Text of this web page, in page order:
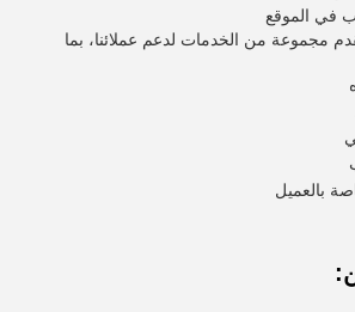
في الموقع
مجموعة من الخدمات لدعم عملائنا، بما
بالعميل